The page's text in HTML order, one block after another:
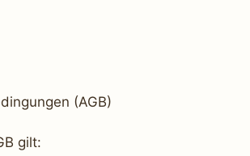
(AGB)
gilt: